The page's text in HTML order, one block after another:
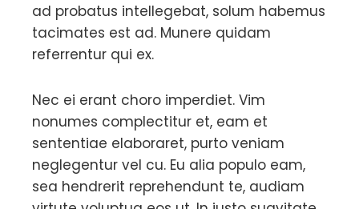
ad probatus intellegebat, solum habemus
tacimates est ad. Munere quidam
referrentur qui ex.
Nec ei erant choro imperdiet. Vim
nonumes complectitur et, eam et
sententiae elaboraret, purto veniam
neglegentur vel cu. Eu alia populo eam,
sea hendrerit reprehendunt te, audiam